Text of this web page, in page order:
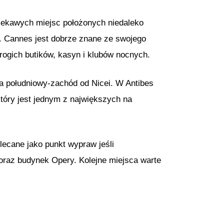
miejsc położonych niedaleko
jest dobrze znane ze swojego
butików, kasyn i klubów nocnych.
zachód od Nicei. W Antibes
jest jednym z największych na
jako punkt wypraw jeśli
budynek Opery. Kolejne miejsca warte